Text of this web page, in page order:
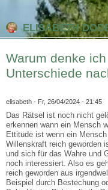
ELISABETH
Warum denke
Unterschiede
elisabeth - Fr, 26/04/2024 - 21:45
Das Rätsel ist noch nicht
erkennen wann ein Mensch
Ettitüde ist wenn ein
Willenskraft reich geworden
und sich für das Wahre und
noch interessiert. Also es
reich geworden aus
Beispiel durch Bestechung